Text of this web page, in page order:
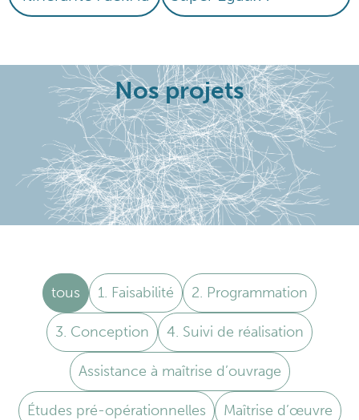
Nos projets
tous 1. Faisabilité 2. Programmation
3. Conception 4. Suivi de réalisation
Assistance à maîtrise d’ouvrage
Études pré-opérationnelles Maîtrise d’œuvre